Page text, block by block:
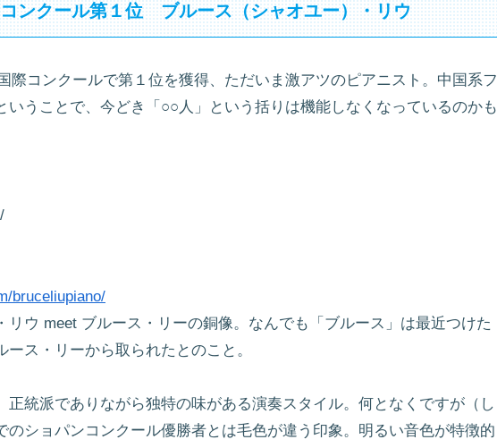
ンクール第１位 ブルース（シャオユー）・リウ
際コンクールで第１位を獲得、ただいま激アツのピアニスト。中国系フ
いうことで、今どき「○○人」という括りは機能しなくなっているのかも
bruceliupiano/
リウ meet ブルース・リーの銅像。なんでも「ブルース」は最近つけた
ス・リーから取られたとのこと。
正統派でありながら独特の味がある演奏スタイル。何となくですが（し
のショパンコンクール優勝者とは毛色が違う印象。明るい音色が特徴的